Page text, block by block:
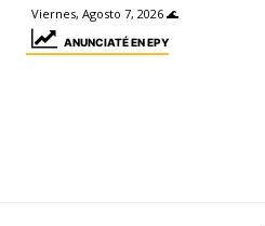
Viernes, Agosto 7, 2026 🌊
ANUNCIATÉ EN EPY